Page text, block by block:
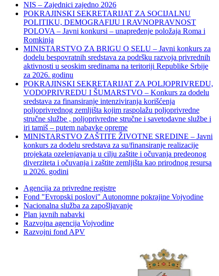
NIS – Zajednici zajedno 2026
POKRAJINSKI SEKRETARIJAT ZA SOCIJALNU
POLITIKU, DEMOGRAFIJU I RAVNOPRAVNOST
POLOVA – Javni konkursi – unapređenje položaja Roma i
Romkinja
MINISTARSTVO ZA BRIGU O SELU – Javni konkurs za
dodelu bespovratnih sredstava za podršku razvoja privrednih
aktivnosti u seoskim sredinama na teritoriji Republike Srbije
za 2026. godinu
POKRAJINSKI SEKRETARIJAT ZA POLJOPRIVREDU,
VODOPRIVREDU I ŠUMARSTVO – Konkurs za dodelu
sredstava za finansiranje intenziviranja korišćenja
poljoprivrednog zemljišta kojim raspolažu poljoprivredne
stručne službe , poljoprivredne stručne i savetodavne službe i
iri tamiš ‒ putem nabavke opreme
MINISTARSTVO ZAŠTITE ŽIVOTNE SREDINE – Javni
konkurs za dodelu sredstava za su/finansiranje realizacije
projekata ozelenjavanja u cilju zaštite i očuvanja predeonog
diverziteta i očuvanja i zaštite zemljišta kao prirodnog resursa
u 2026. godini
Agencija za privredne registre
Fond "Evropski poslovi" Autonomne pokrajine Vojvodine
Nacionalna služba za zapošljavanje
Plan javnih nabavki
Razvojna agencija Vojvodine
Razvojni fond APV